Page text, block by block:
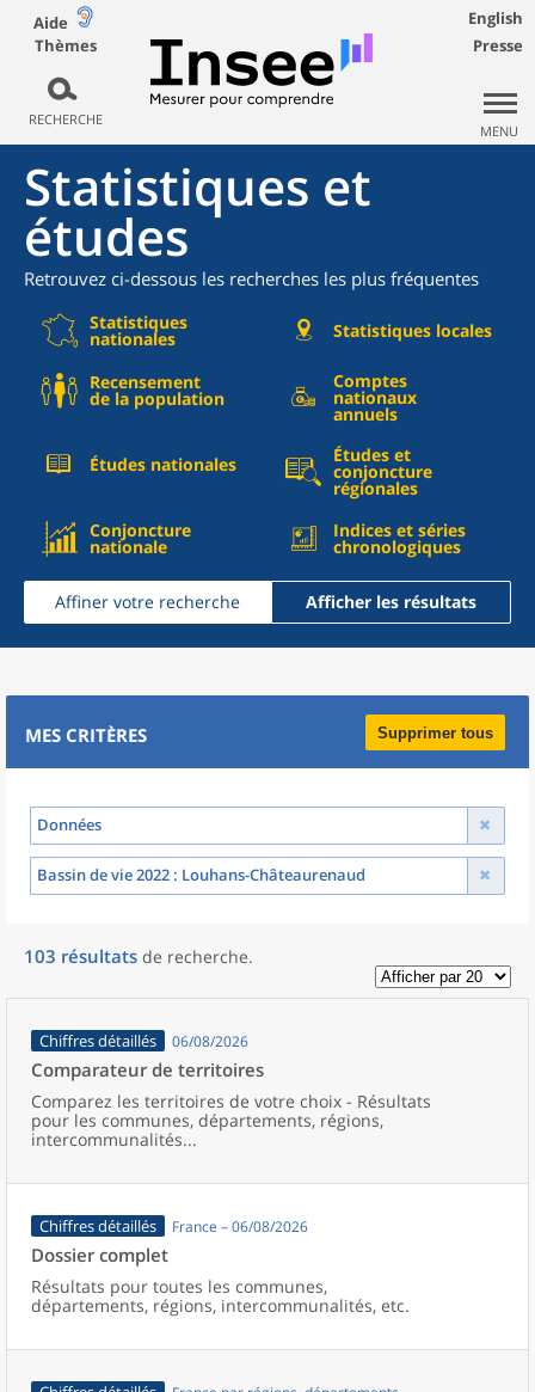
Aide
Thèmes
RECHERCHE
English
Presse
MENU
Statistiques et
études
Retrouvez ci-dessous les recherches les plus fréquentes
Statistiques
nationales Statistiques locales
Recensement
de la population
Comptes
nationaux
annuels
Études nationales Études et
conjoncture
régionales
Conjoncture
nationale
Indices et séries
chronologiques
Affiner votre recherche Afficher les résultats
MES CRITÈRES Supprimer tous
Données
Bassin de vie 2022 : Louhans-Châteaurenaud
103 résultats de recherche.
Chiffres détaillés 06/08/2026
Comparateur de territoires
Comparez les territoires de votre choix - Résultats
pour les communes, départements, régions,
intercommunalités...
Chiffres détaillés France – 06/08/2026
Dossier complet
Résultats pour toutes les communes,
départements, régions, intercommunalités, etc.